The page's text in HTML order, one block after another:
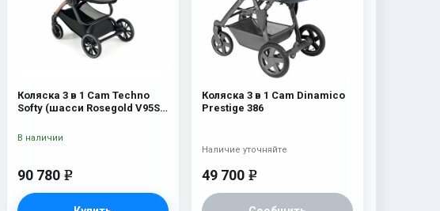
Коляска 3 в 1 Cam Techno
Softy (шасси Rosegold V95S)
90 780 e
В наличии
Коляска 3 в 1 Cam Dinamico
Prestige 386
49 700 e
Наличие уточняйте